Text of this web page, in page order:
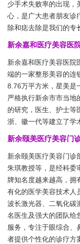
少手术失败率的出现，
心，是广大患者朋友诊
除和痣去除是我们的专
新余嘉和医疗美容医
新余嘉和医疗美容医院
端的一家整形美容的连
8.76万平方米，星美是
严格执行新余市市当地
的研究，医生、护士等
浙、徽一代等建立了学
新余颐美医疗美容门
新余颐美医疗美容门诊
朱琪教授等，是经科委
牌知名度越来越高，拥
有化的医学美容技术人
波长激光器、二氧化碳
名医生及强大的团队给
服务，专注于眼综合、
者提供个性化的诊疗方